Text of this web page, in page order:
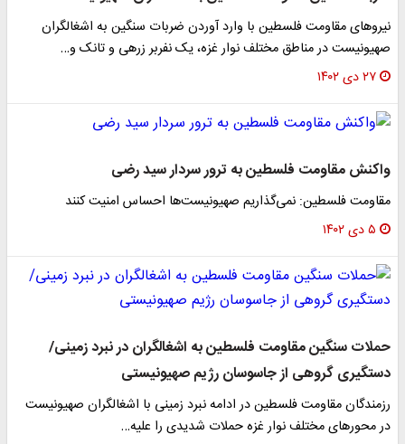
نیروهای مقاومت فلسطین با وارد آوردن ضربات سنگین به اشغالگران
صهیونیست در مناطق مختلف نوار غزه، یک نفربر زرهی و تانک و…
۲۷ دی ۱۴۰۲
واکنش مقاومت فلسطین به ترور سردار سید رضی
مقاومت فلسطین: نمی‌گذاریم صهیونیست‌ها احساس امنیت کنند
۵ دی ۱۴۰۲
حملات سنگین مقاومت فلسطین به اشغالگران در نبرد زمینی/
دستگیری گروهی از جاسوسان رژیم صهیونیستی
رزمندگان مقاومت فلسطین در ادامه نبرد زمینی با اشغالگران صهیونیست
در محورهای مختلف نوار غزه حملات شدیدی را علیه…